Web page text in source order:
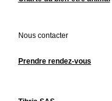
Nous contacter
Prendre rendez-vous